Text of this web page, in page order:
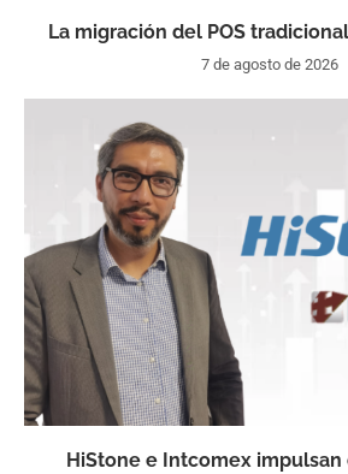
La migración del POS
7 de agosto de 2026
HiStone e Intcomex